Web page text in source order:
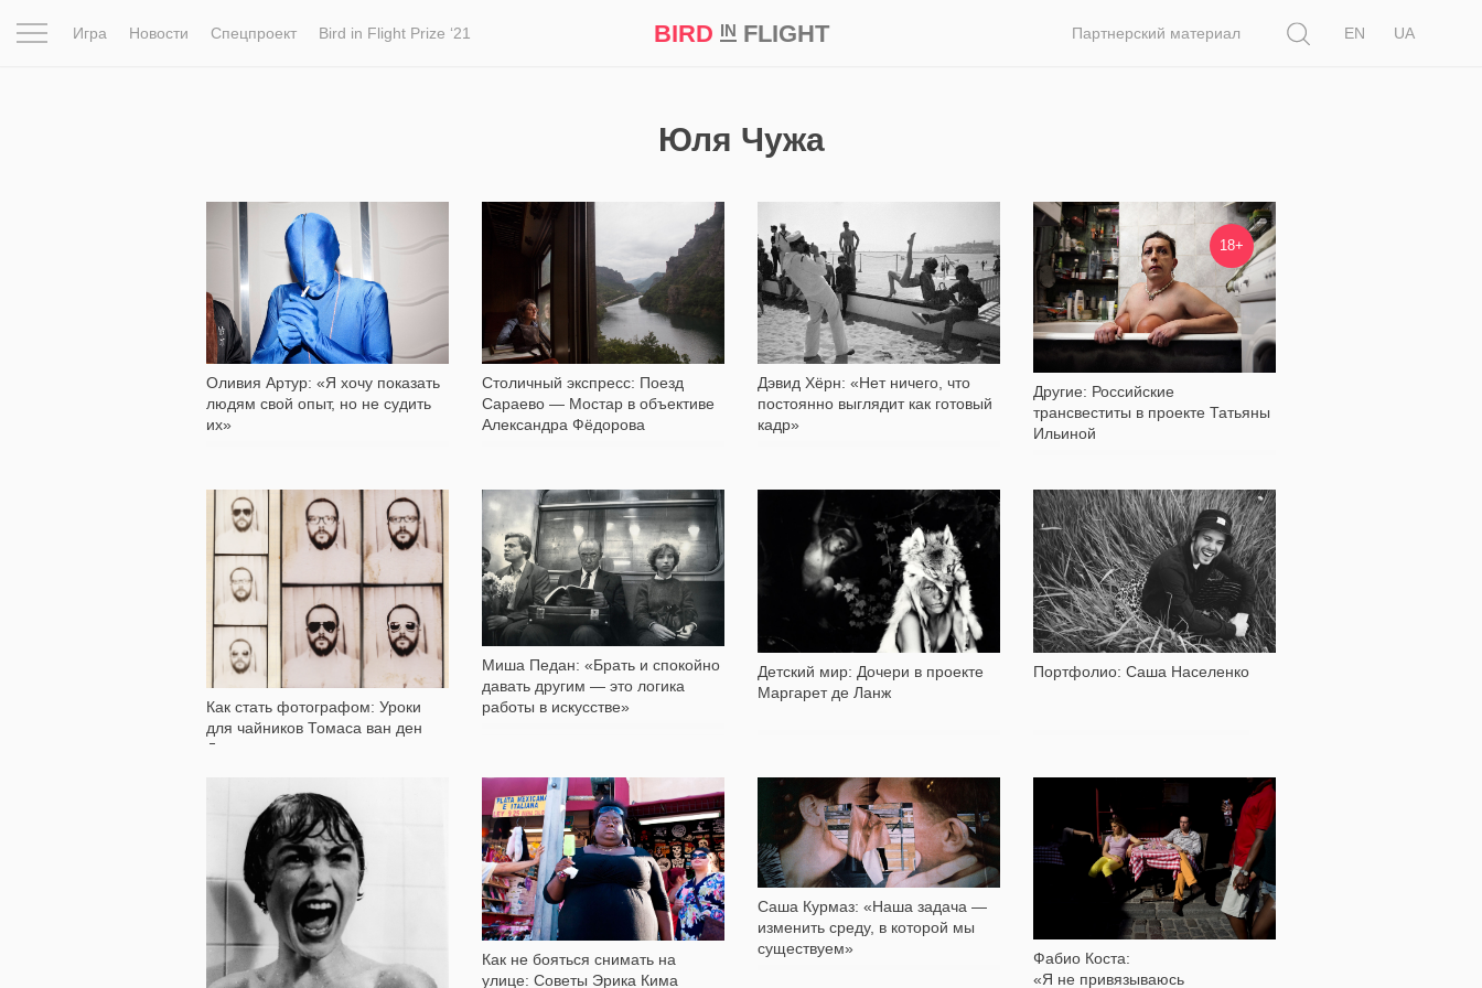
Игра Новости Спецпроект Bird in Flight Prize ‘21 BIRD INFLIGHT Партнерский материал
EN
UA
Юля Чужа
Оливия Артур: «Я хочу показать
людям свой опыт, но не судить
их»
1 813
Столичный экспресс: Поезд
Сараево — Мостар в объективе
Александра Фёдорова
5 874
Дэвид Хёрн: «Нет ничего, что
постоянно выглядит как готовый
кадр»
14 868
18+
Другие: Российские
трансвеститы в проекте Татьяны
Ильиной
33 516
Как стать фотографом: Уроки
для чайников Томаса ван ден
Дрише
13 088
Миша Педан: «Брать и спокойно
давать другим — это логика
работы в искусстве»
6 964
Детский мир: Дочери в проекте
Маргарет де Ланж
20 571
Портфолио: Саша Населенко
3 683
6 166
Как не бояться снимать на
улице: Советы Эрика Кима
41 664
Саша Курмаз: «Наша задача —
изменить среду, в которой мы
существуем»
9 356
Фабио Коста:
«Я не привязываюсь
2 723